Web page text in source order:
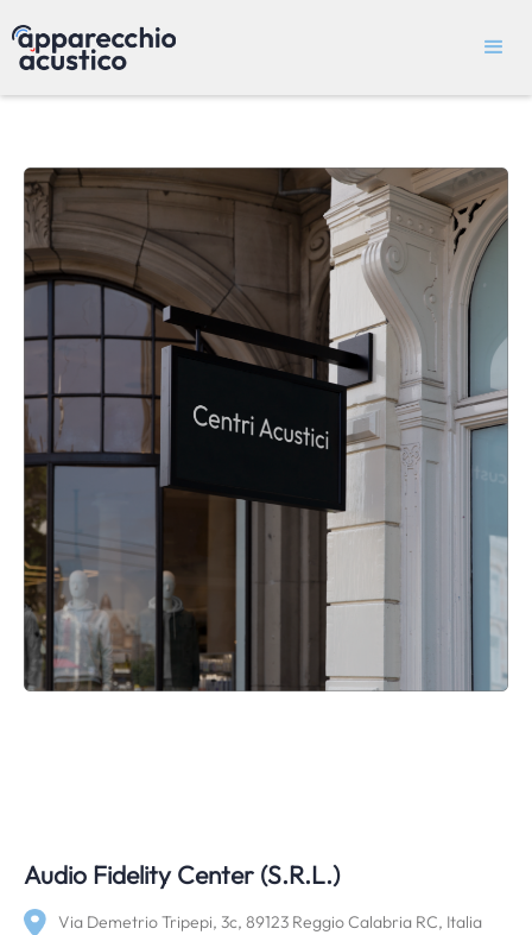
Audio Fidelity Center (S.R.L.)
Via Demetrio Tripepi, 3c, 89123 Reggio Calabria RC, Italia